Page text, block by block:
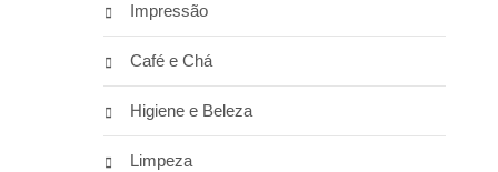
Impressão
Café e Chá
Higiene e Beleza
Limpeza